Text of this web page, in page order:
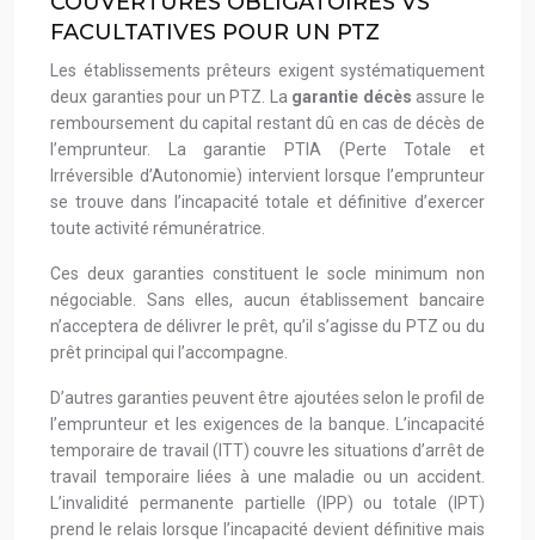
FACULTATIVES POUR UN PTZ
Les établissements prêteurs exigent systématiquement
deux garanties pour un PTZ. La garantie décès assure le
remboursement du capital restant dû en cas de décès de
l’emprunteur. La garantie PTIA (Perte Totale et
Irréversible d’Autonomie) intervient lorsque l’emprunteur
se trouve dans l’incapacité totale et définitive d’exercer
toute activité rémunératrice.
Ces deux garanties constituent le socle minimum non
négociable. Sans elles, aucun établissement bancaire
n’acceptera de délivrer le prêt, qu’il s’agisse du PTZ ou du
prêt principal qui l’accompagne.
D’autres garanties peuvent être ajoutées selon le profil de
l’emprunteur et les exigences de la banque. L’incapacité
temporaire de travail (ITT) couvre les situations d’arrêt de
travail temporaire liées à une maladie ou un accident.
L’invalidité permanente partielle (IPP) ou totale (IPT)
prend le relais lorsque l’incapacité devient définitive mais